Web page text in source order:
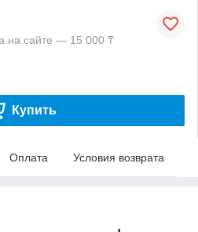
на сайте — 15 000 ₸
Купить
Оплата Условия возврата